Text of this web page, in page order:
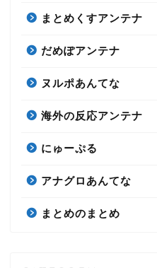
まとめくすアンテナ
だめぽアンテナ
ヌルポあんてな
海外の反応アンテナ
にゅーぷる
アナグロあんてな
まとめのまとめ